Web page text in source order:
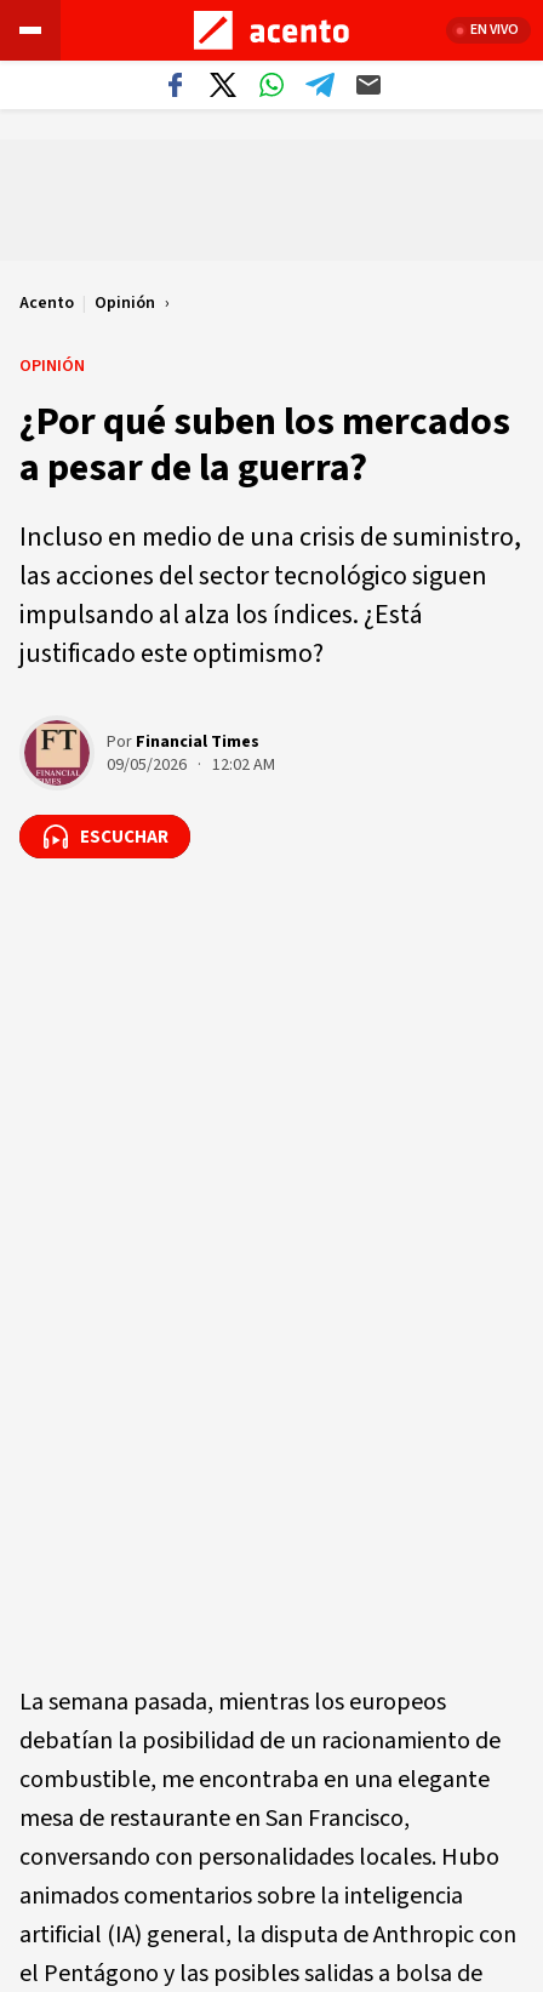
EN VIVO
Acento | Opinión
OPINIÓN
¿Por qué suben los mercados
a pesar de la guerra?
Incluso en medio de una crisis de suministro,
las acciones del sector tecnológico siguen
impulsando al alza los índices. ¿Está
justificado este optimismo?
Por Financial Times
09/05/2026 · 12:02 AM
ESCUCHAR
ESCUCHAR
La semana pasada, mientras los europeos
debatían la posibilidad de un racionamiento de
combustible, me encontraba en una elegante
mesa de restaurante en San Francisco,
conversando con personalidades locales. Hubo
animados comentarios sobre la inteligencia
artificial (IA) general, la disputa de Anthropic con
el Pentágono y las posibles salidas a bolsa de